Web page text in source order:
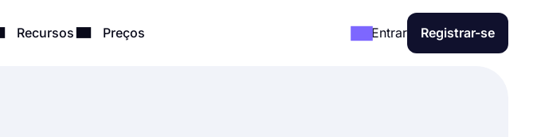
Recursos Preços Entrar Registrar-se